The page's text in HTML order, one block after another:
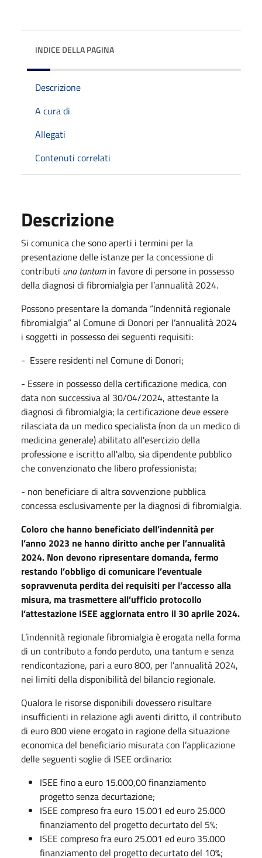
INDICE DELLA PAGINA
Descrizione
A cura di
Allegati
Contenuti correlati
Descrizione
Si comunica che sono aperti i termini per la
presentazione delle istanze per la concessione di
contributi una tantumin favore di persone in possesso
della diagnosi di fibromialgia per l’annualità 2024.
Possono presentare la domanda “Indennità regionale
fibromialgia” al Comune di Donori per l’annualità 2024
i soggetti in possesso dei seguenti requisiti:
- Essere residenti nel Comune di Donori;
- Essere in possesso della certificazione medica, con
data non successiva al 30/04/2024, attestante la
diagnosi di fibromialgia; la certificazione deve essere
rilasciata da un medico specialista (non da un medico di
medicina generale) abilitato all'esercizio della
professione e iscritto all'albo, sia dipendente pubblico
che convenzionato che libero professionista;
- non beneficiare di altra sovvenzione pubblica
concessa esclusivamente per la diagnosi di fibromialgia.
Coloro che hanno beneficiato dell’indennità per
l’anno 2023 ne hanno diritto anche per l’annualità
2024. Non devono ripresentare domanda, fermo
restando l’obbligo di comunicare l’eventuale
sopravvenuta perdita dei requisiti per l’accesso alla
misura, ma trasmettere all’ufficio protocollo
l’attestazione ISEE aggiornata entro il 30 aprile 2024.
L’indennità regionale fibromialgia è erogata nella forma
di un contributo a fondo perduto, una tantum e senza
rendicontazione, pari a euro 800, per l’annualità 2024,
nei limiti della disponibilità del bilancio regionale.
Qualora le risorse disponibili dovessero risultare
insufficienti in relazione agli aventi diritto, il contributo
di euro 800 viene erogato in ragione della situazione
economica del beneficiario misurata con l’applicazione
delle seguenti soglie di ISEE ordinario:
ISEE fino a euro 15.000,00 finanziamento
progetto senza decurtazione;
ISEE compreso fra euro 15.001 ed euro 25.000
finanziamento del progetto decurtato del 5%;
ISEE compreso fra euro 25.001 ed euro 35.000
finanziamento del progetto decurtato del 10%;